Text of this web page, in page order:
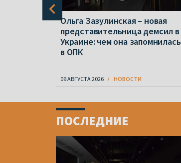
Ольга Зазулинская – новая
представительница демсил в
Украине: чем она запомнилась
в ОПК
09 АВГУСТА 2026 НОВОСТИ
ПОСЛЕДНИЕ